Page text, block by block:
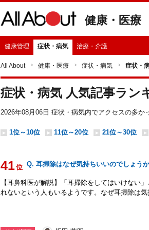
健康・医療
健康管理 症状・病気 治療・介護
All About 健康・医療 症状・病気 症状・
症状・病気 人気記事ラン
2026年08月06日 症状・病気内でアクセスの多か
1位～10位 11位～20位 21位～30位
41位 Q. 耳掃除はなぜ気持ちいいのでしょう
【耳鼻科医が解説】「耳掃除をしてはいけない
れないという人もいるようです。なぜ耳掃除は